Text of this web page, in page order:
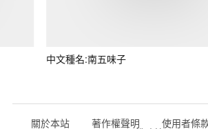
中文種名:南五味子
關於本站 著作權聲明 使用者條